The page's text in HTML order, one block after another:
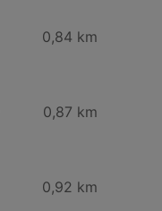
0,84 km
0,87 km
0,92 km